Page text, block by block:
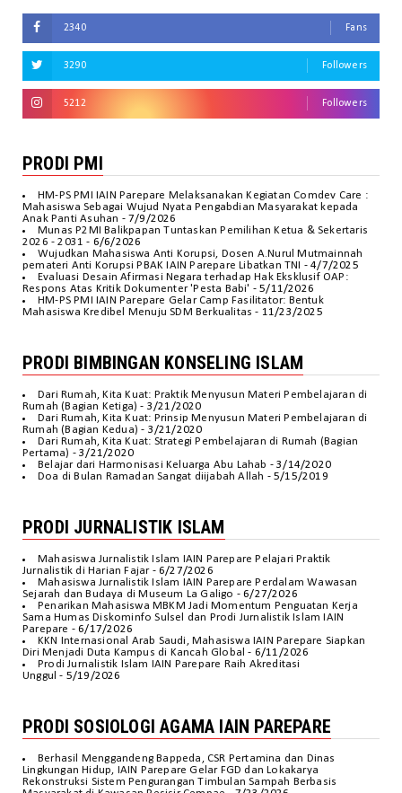
2340 Fans
3290 Followers
5212 Followers
PRODI PMI
HM-PS PMI IAIN Parepare Melaksanakan Kegiatan Comdev Care :
Mahasiswa Sebagai Wujud Nyata Pengabdian Masyarakat kepada
Anak Panti Asuhan - 7/9/2026
Munas P2MI Balikpapan Tuntaskan Pemilihan Ketua & Sekertaris
2026 - 2031 - 6/6/2026
Wujudkan Mahasiswa Anti Korupsi, Dosen A.Nurul Mutmainnah
pemateri Anti Korupsi PBAK IAIN Parepare Libatkan TNI
- 4/7/2025
Evaluasi Desain Afirmasi Negara terhadap Hak Eksklusif OAP:
Respons Atas Kritik Dokumenter 'Pesta Babi' - 5/11/2026
HM-PS PMI IAIN Parepare Gelar Camp Fasilitator: Bentuk
Mahasiswa Kredibel Menuju SDM Berkualitas - 11/23/2025
PRODI BIMBINGAN KONSELING ISLAM
Dari Rumah, Kita Kuat: Praktik Menyusun Materi Pembelajaran di
Rumah (Bagian Ketiga) - 3/21/2020
Dari Rumah, Kita Kuat: Prinsip Menyusun Materi Pembelajaran di
Rumah (Bagian Kedua) - 3/21/2020
Dari Rumah, Kita Kuat: Strategi Pembelajaran di Rumah (Bagian
Pertama) - 3/21/2020
Belajar dari Harmonisasi Keluarga Abu Lahab - 3/14/2020
Doa di Bulan Ramadan Sangat diijabah Allah - 5/15/2019
PRODI JURNALISTIK ISLAM
Mahasiswa Jurnalistik Islam IAIN Parepare Pelajari Praktik
Jurnalistik di Harian Fajar- 6/27/2026
Mahasiswa Jurnalistik Islam IAIN Parepare Perdalam Wawasan
Sejarah dan Budaya di Museum La Galigo - 6/27/2026
Penarikan Mahasiswa MBKM Jadi Momentum Penguatan Kerja
Sama Humas Diskominfo Sulsel dan Prodi Jurnalistik Islam IAIN
Parepare - 6/17/2026
KKN Internasional Arab Saudi, Mahasiswa IAIN Parepare Siapkan
Diri Menjadi Duta Kampus di Kancah Global - 6/11/2026
Prodi Jurnalistik Islam IAIN Parepare Raih Akreditasi
Unggul - 5/19/2026
PRODI SOSIOLOGI AGAMA IAIN PAREPARE
Berhasil Menggandeng Bappeda, CSR Pertamina dan Dinas
Lingkungan Hidup, IAIN Parepare Gelar FGD dan Lokakarya
Rekonstruksi Sistem Pengurangan Timbulan Sampah Berbasis